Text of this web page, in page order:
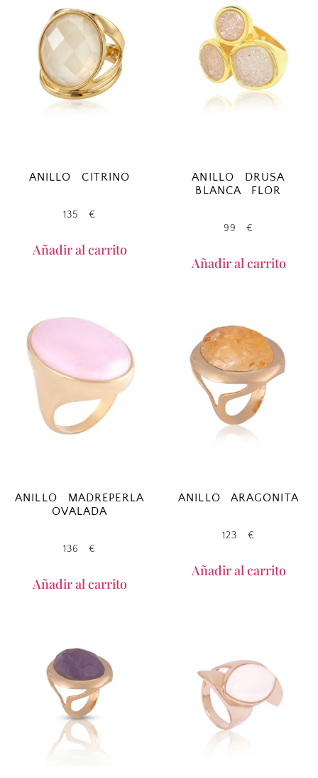
ANILLO CITRINO
135€
Añadir al carrito
ANILLO DRUSA
BLANCA FLOR
99€
Añadir al carrito
ANILLO MADREPERLA
OVALADA
136€
Añadir al carrito
ANILLO ARAGONITA
123 €
Añadir al carrito